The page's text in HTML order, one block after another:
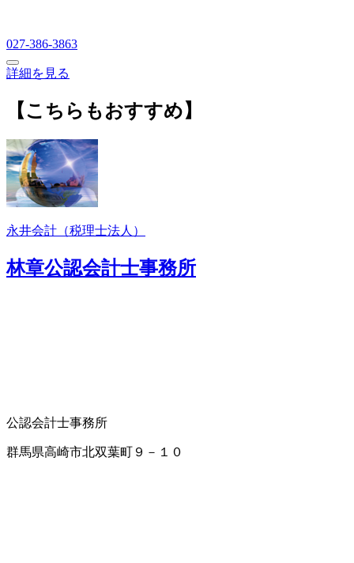
027-386-3863
詳細を見る
【こちらもおすすめ】
永井会計（税理士法人）
林章公認会計士事務所
公認会計士事務所
群馬県高崎市北双葉町９－１０